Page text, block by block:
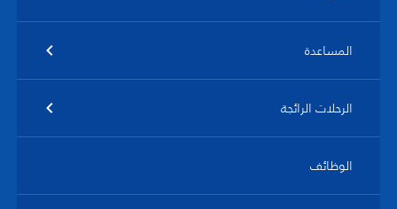
المساعدة
الرحلات الرائجة
الوظائف